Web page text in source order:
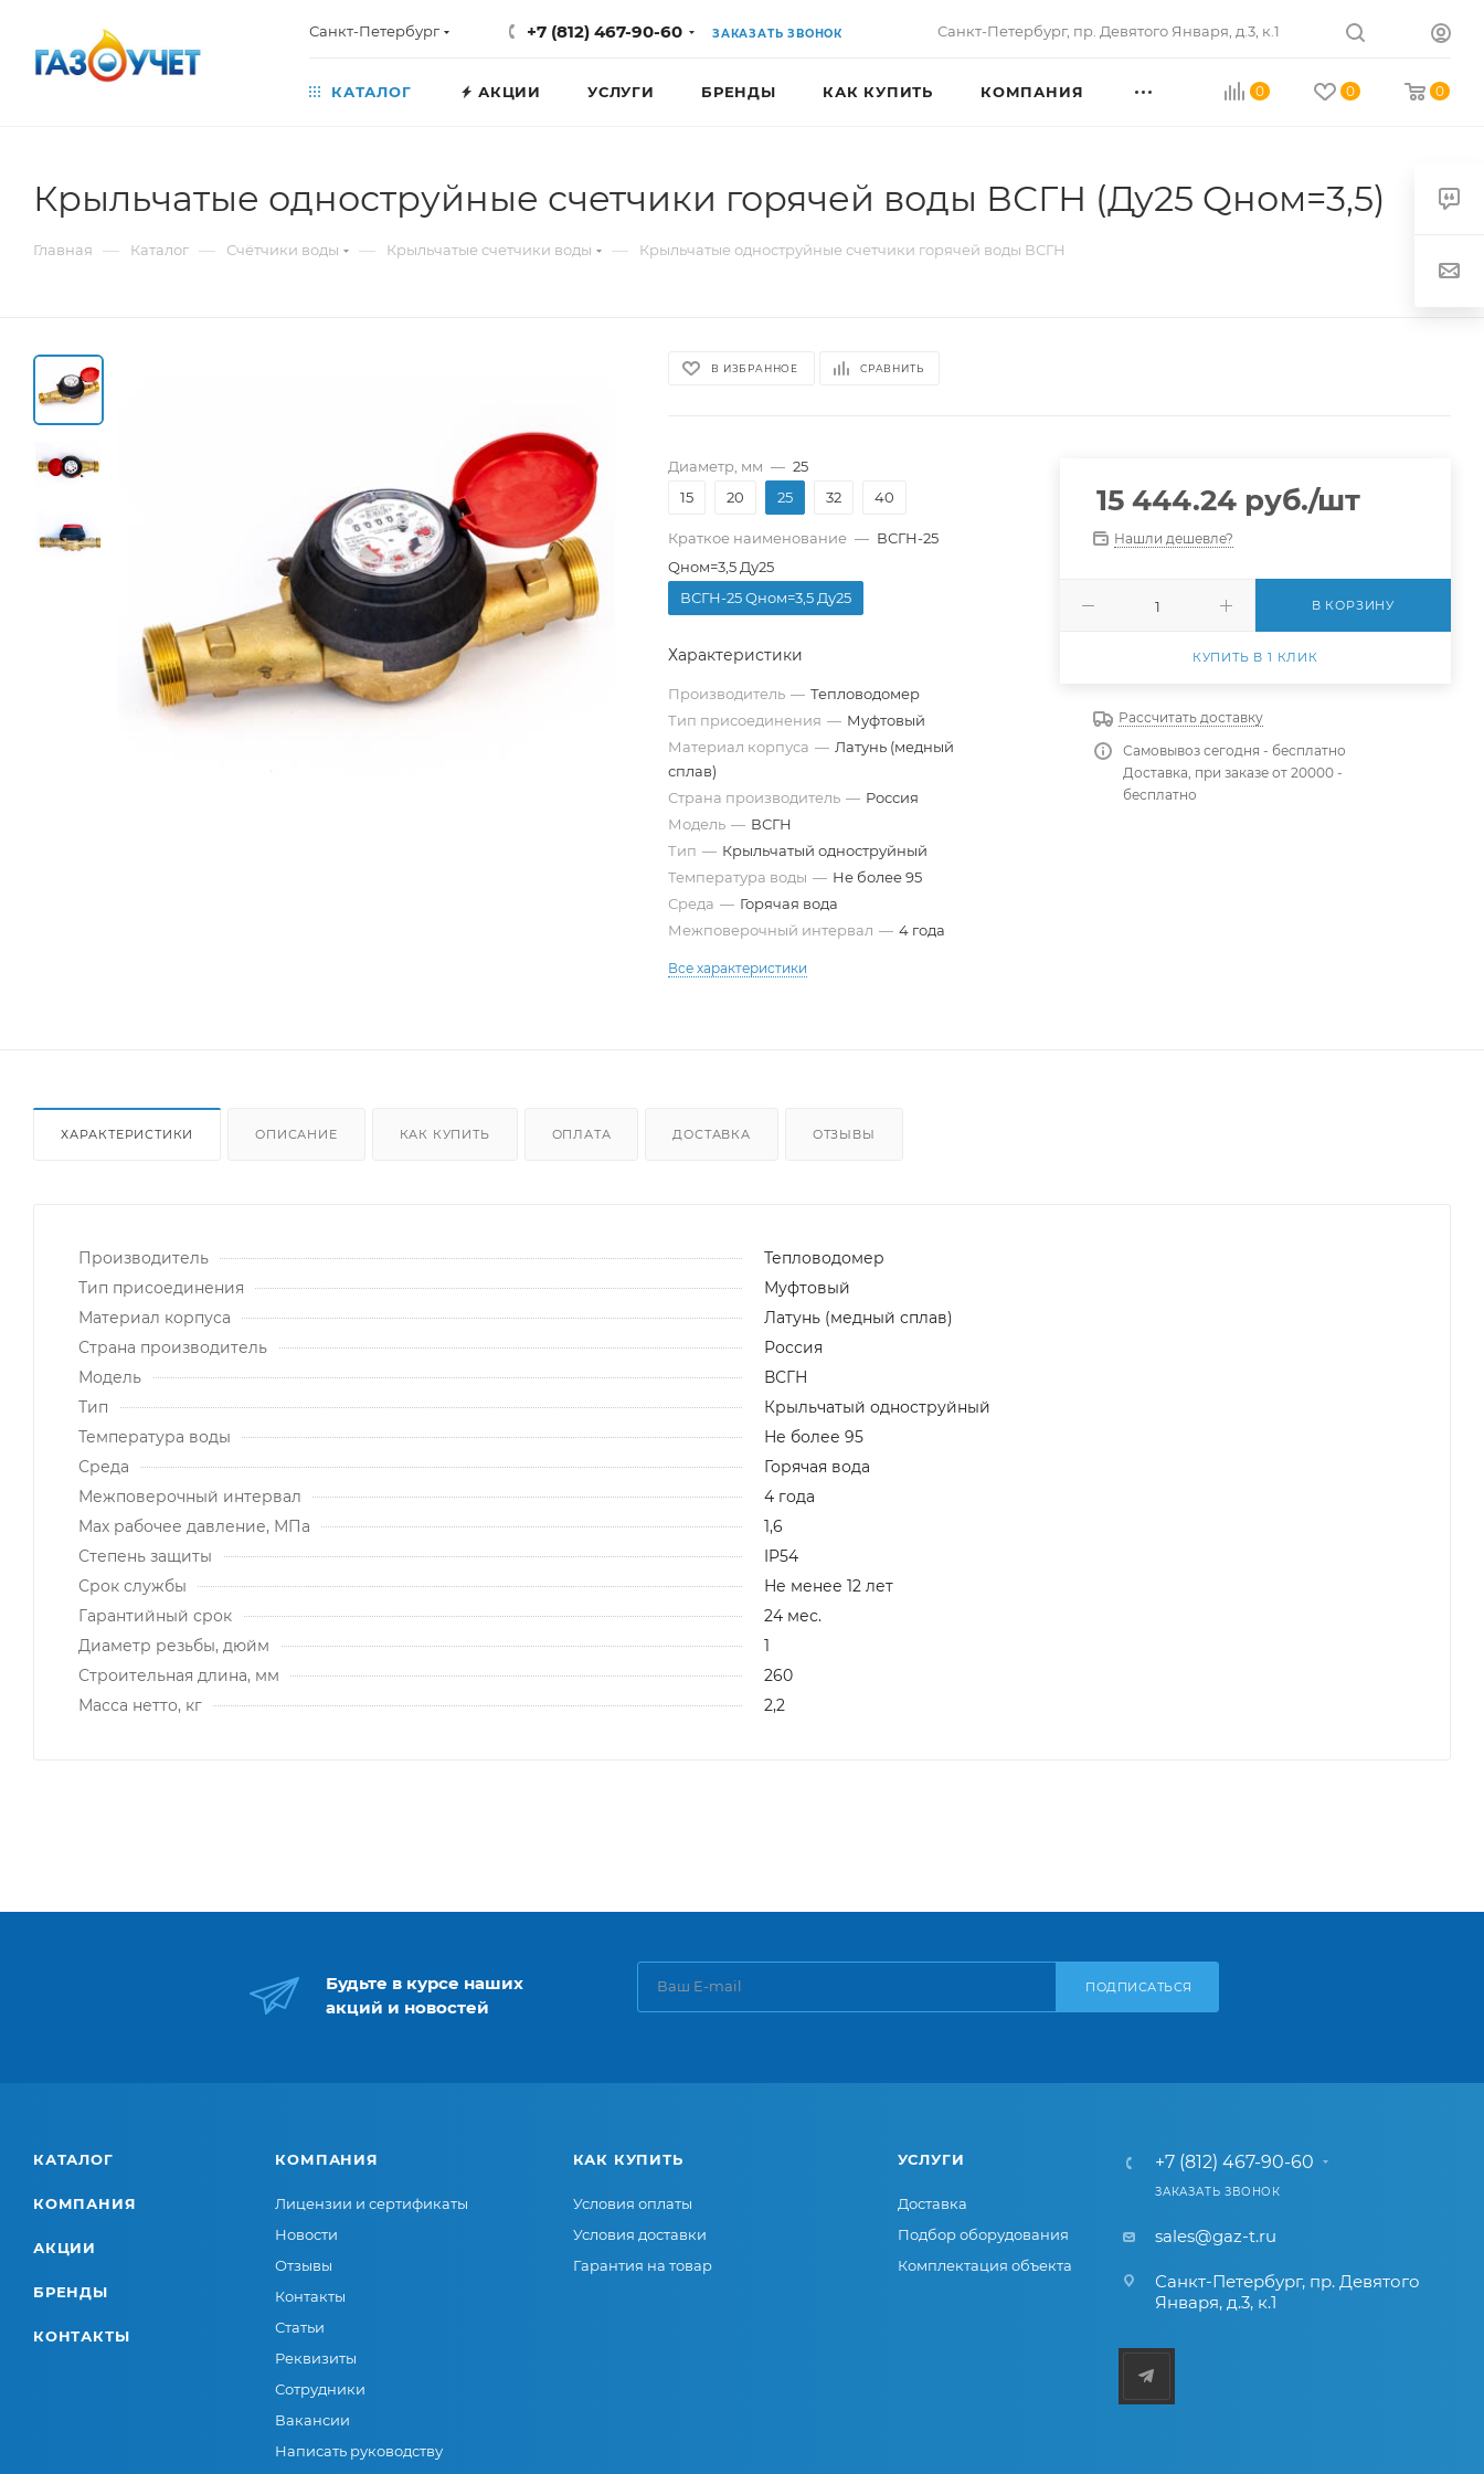
Санкт-Петербург +7 (812) 467-90-60 ЗАКАЗАТЬ ЗВОНОК Санкт-Петербург, пр. Девятого Января, д.3, к.1
0 0 0
КАТАЛОГ АКЦИИ УСЛУГИ БРЕНДЫ КАК КУПИТЬ КОМПАНИЯ
Крыльчатые одноструйные счетчики горячей воды ВСГН (Ду25 Qном=3,5)
Главная — Каталог — Счётчики воды — Крыльчатые счетчики воды — Крыльчатые одноструйные счетчики горячей воды ВСГН
В ИЗБРАННОЕ СРАВНИТЬ
Диаметр, мм — 25
15
20 25 32 40
Краткое наименование — ВСГН-25
Qном=3,5 Ду25
ВСГН-25 Qном=3,5 Ду25
Характеристики
Производитель — Тепловодомер
Тип присоединения — Муфтовый
Материал корпуса — Латунь (медный
сплав)
Страна производитель — Россия
Модель — ВСГН
Тип — Крыльчатый одноструйный
Температура воды — Не более 95
Среда — Горячая вода
Межповерочный интервал — 4 года
Все характеристики
15 444.24руб./шт
Нашли дешевле?
В КОРЗИНУ
КУПИТЬ В 1 КЛИК
Рассчитать доставку
Самовывоз сегодня - бесплатно
Доставка, при заказе от 20000 -
бесплатно
ХАРАКТЕРИСТИКИ ОПИСАНИЕ КАК КУПИТЬ ОПЛАТА ДОСТАВКА ОТЗЫВЫ
Производитель
Тепловодомер
Тип присоединения
Муфтовый
Материал корпуса
Латунь (медный сплав)
Страна производитель
Россия
Модель
ВСГН
Тип
Крыльчатый одноструйный
Температура воды
Не более 95
Среда
Горячая вода
Межповерочный интервал
4 года
Max рабочее давление, МПа
1,6
Степень защиты
IP54
Срок службы
Не менее 12 лет
Гарантийный срок
24 мес.
Диаметр резьбы, дюйм
1
Строительная длина, мм
260
Масса нетто, кг
2,2
Будьте в курсе наших
акций и новостей
ПОДПИСАТЬСЯ
КАТАЛОГ
КОМПАНИЯ
АКЦИИ
БРЕНДЫ
КОНТАКТЫ
КОМПАНИЯ
Лицензии и сертификаты
Новости
Отзывы
Контакты
Статьи
Реквизиты
Сотрудники
Вакансии
Написать руководству
КАК КУПИТЬ
Условия оплаты
Условия доставки
Гарантия на товар
УСЛУГИ
Доставка
Подбор оборудования
Комплектация объекта
+7 (812) 467-90-60
ЗАКАЗАТЬ ЗВОНОК
sales@gaz-t.ru
Санкт-Петербург, пр. Девятого
Января, д.3, к.1